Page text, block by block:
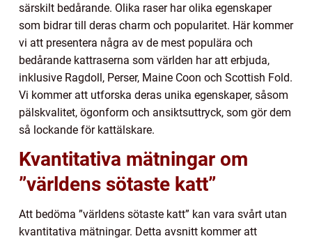
särskilt bedårande. Olika raser har olika egenskaper
som bidrar till deras charm och popularitet. Här kommer
vi att presentera några av de mest populära och
bedårande kattraserna som världen har att erbjuda,
inklusive Ragdoll, Perser, Maine Coon och Scottish Fold.
Vi kommer att utforska deras unika egenskaper, såsom
pälskvalitet, ögonform och ansiktsuttryck, som gör dem
så lockande för kattälskare.
Kvantitativa mätningar om
”världens sötaste katt”
Att bedöma ”världens sötaste katt” kan vara svårt utan
kvantitativa mätningar. Detta avsnitt kommer att